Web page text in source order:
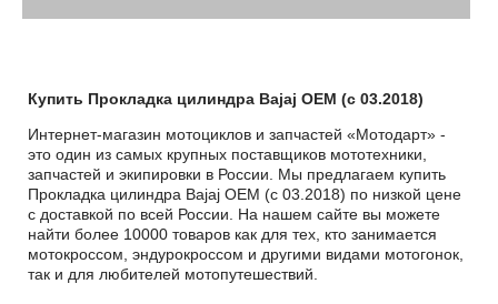
Купить Прокладка цилиндра Bajaj OEM (с 03.2018)
Интернет-магазин мотоциклов и запчастей «Мотодарт» -
это один из самых крупных поставщиков мототехники,
запчастей и экипировки в России. Мы предлагаем купить
Прокладка цилиндра Bajaj OEM (с 03.2018) по низкой цене
с доставкой по всей России. На нашем сайте вы можете
найти более 10000 товаров как для тех, кто занимается
мотокроссом, эндурокроссом и другими видами мотогонок,
так и для любителей мотопутешествий.